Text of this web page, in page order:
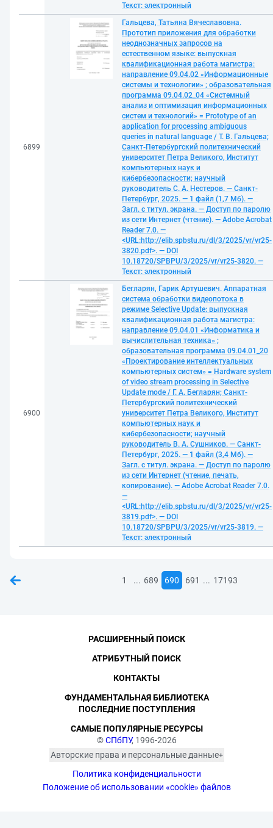
Текст: электронный
6899
Гальцева, Татьяна Вячеславовна.
Прототип приложения для обработки
неоднозначных запросов на
естественном языке: выпускная
квалификационная работа магистра:
направление 09.04.02 «Информационные
системы и технологии» ; образовательная
программа 09.04.02_04 «Системный
анализ и оптимизация информационных
систем и технологий» = Prototype of an
application for processing ambiguous
queries in natural language / Т. В. Гальцева;
Санкт-Петербургский политехнический
университет Петра Великого, Институт
компьютерных наук и
кибербезопасности; научный
руководитель С. А. Нестеров. — Санкт-
Петербург, 2025. — 1 файл (1,7 Мб). —
Загл. с титул. экрана. — Доступ по паролю
из сети Интернет (чтение). — Adobe Acrobat
Reader 7.0. —
<URL:http://elib.spbstu.ru/dl/3/2025/vr/vr25-
3820.pdf>. — DOI
10.18720/SPBPU/3/2025/vr/vr25-3820. —
Текст: электронный
6900
Бегларян, Гарик Артушевич. Аппаратная
система обработки видеопотока в
режиме Selective Update: выпускная
квалификационная работа магистра:
направление 09.04.01 «Информатика и
вычислительная техника» ;
образовательная программа 09.04.01_20
«Проектирование интеллектуальных
компьютерных систем» = Hardware system
of video stream processing in Selective
Update mode / Г. А. Бегларян; Санкт-
Петербургский политехнический
университет Петра Великого, Институт
компьютерных наук и
кибербезопасности; научный
руководитель В. А. Сушников. — Санкт-
Петербург, 2025. — 1 файл (3,4 Мб). —
Загл. с титул. экрана. — Доступ по паролю
из сети Интернет (чтение, печать,
копирование). — Adobe Acrobat Reader 7.0.
—
<URL:http://elib.spbstu.ru/dl/3/2025/vr/vr25-
3819.pdf>. — DOI
10.18720/SPBPU/3/2025/vr/vr25-3819. —
Текст: электронный
1 ... 689 690 691 ... 17193
©СПбПУ, 1996-2026
Авторские права и персональные данные
изображённых лиц в соответствии
с требованиями законодательства
Политика конфиденциальности
Положение об использовании «cookie» файлов
РАСШИРЕННЫЙ ПОИСК
АТРИБУТНЫЙ ПОИСК
КОНТАКТЫ
ФУНДАМЕНТАЛЬНАЯ БИБЛИОТЕКА
ПОСЛЕДНИЕ ПОСТУПЛЕНИЯ
САМЫЕ ПОПУЛЯРНЫЕ РЕСУРСЫ